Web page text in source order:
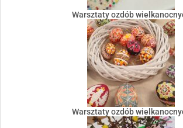
Warsztaty ozdób
Warsztaty ozdób